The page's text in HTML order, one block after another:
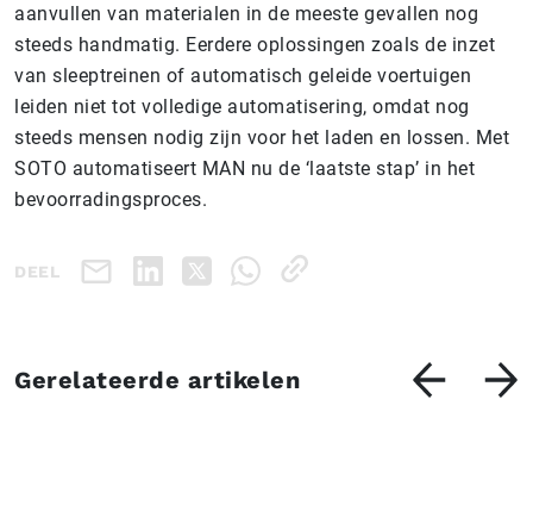
aanvullen van materialen in de meeste gevallen nog
steeds handmatig. Eerdere oplossingen zoals de inzet
van sleeptreinen of automatisch geleide voertuigen
leiden niet tot volledige automatisering, omdat nog
steeds mensen nodig zijn voor het laden en lossen. Met
SOTO automatiseert MAN nu de ‘laatste stap’ in het
bevoorradingsproces.
DEEL
Gerelateerde artikelen